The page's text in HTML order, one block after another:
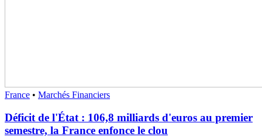
France • Marchés Financiers
Déficit de l'État : 106,8 milliards d'euros au premier
semestre, la France enfonce le clou